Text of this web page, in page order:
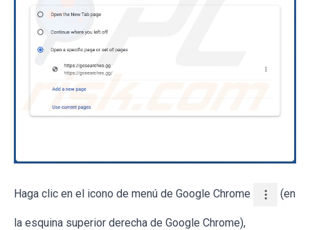
Haga clic en el icono de menú de Google Chrome (en
la esquina superior derecha de Google Chrome),